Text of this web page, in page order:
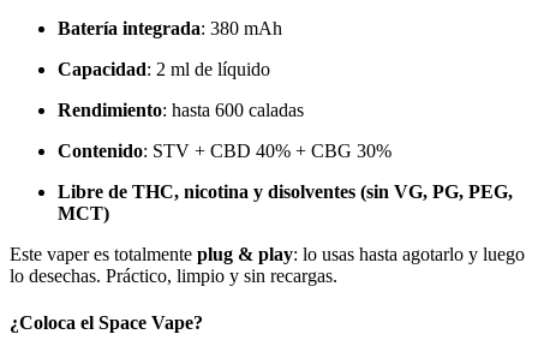
Batería integrada: 380 mAh
Capacidad: 2 ml de líquido
Rendimiento: hasta 600 caladas
Contenido: STV + CBD 40% + CBG 30%
Libre de THC, nicotina y disolventes (sin VG, PG, PEG,
MCT)
Este vaper es totalmente plug & play: lo usas hasta agotarlo y luego
lo desechas. Práctico, limpio y sin recargas.
¿Coloca el Space Vape?